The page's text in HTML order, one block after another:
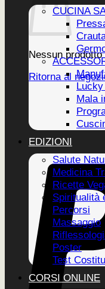
Nessun
Ritorna al
CUCINA
Mala
EDIZIONI
Salute
Medicina
Ricette
Spiritualità
Percorsi
Massaggio
Poster
Test
CORSI ONLINE